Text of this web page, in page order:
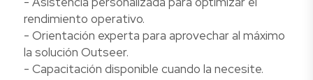
rendimiento operativo.
- Orientación experta para aprovechar al máximo
la solución Outseer.
- Capacitación disponible cuando la necesite.